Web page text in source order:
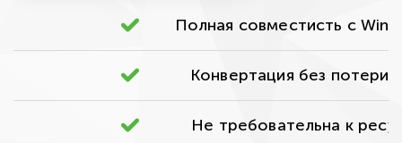
Полная совместисть с
Конвертация без потери
Не требовательна к